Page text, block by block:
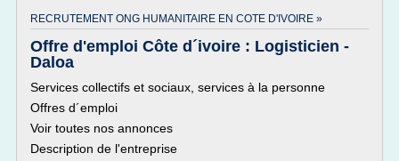
RECRUTEMENT ONG HUMANITAIRE EN COTE D'IVOIRE »
Offre d'emploi Côte d´ivoire : Logisticien -
Daloa
Services collectifs et sociaux, services à la personne
Offres d´emploi
Voir toutes nos annonces
Description de l'entreprise